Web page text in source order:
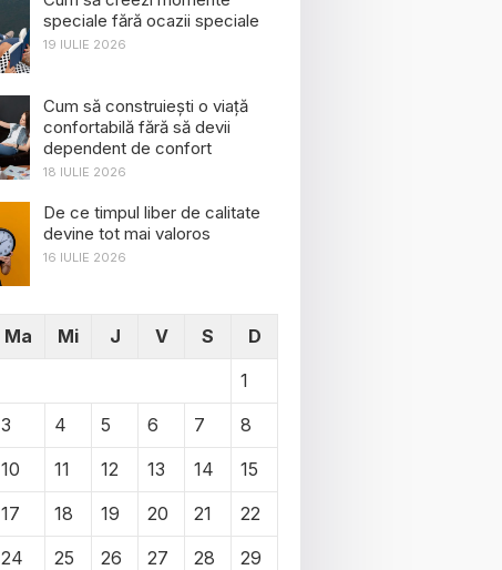
speciale fără ocazii speciale
19 IULIE 2026
Cum să construiești o viață
confortabilă fără să devii
dependent de confort
18 IULIE 2026
De ce timpul liber de calitate
devine tot mai valoros
16 IULIE 2026
Ma Mi J V S
D
1
3 4 5 6 7
8
10 11 12 13 14
15
17 18 19 20 21
22
24 25 26 27 28
29